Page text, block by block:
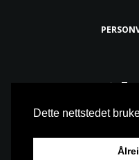
Ta
Alle rettigheter
Dette nettstedet